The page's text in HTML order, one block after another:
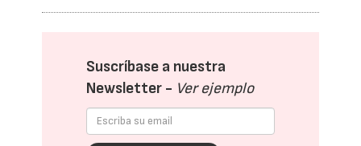
Suscríbase a nuestra
Newsletter - Ver ejemplo